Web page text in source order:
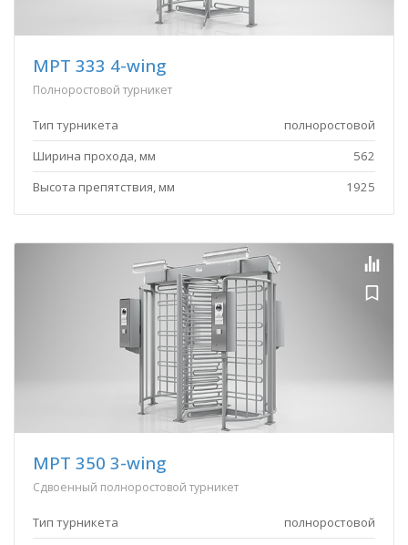
MPT 333 4-wing
Полноростовой турникет
Тип турникета
полноростовой
Ширина прохода, мм
562
Высота препятствия, мм
1925
MPT 350 3-wing
Сдвоенный полноростовой турникет
Тип турникета полноростовой